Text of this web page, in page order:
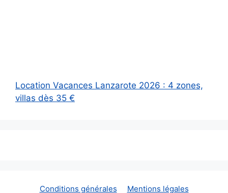
Location Vacances Lanzarote 2026 : 4 zones,
villas dès 35 €
Conditions générales Mentions légales